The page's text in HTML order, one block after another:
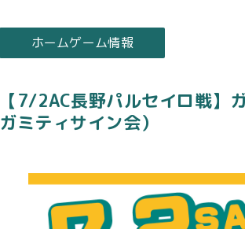
ホームゲーム情報
【7/2AC長野パルセイロ戦】
ガミティサイン会）